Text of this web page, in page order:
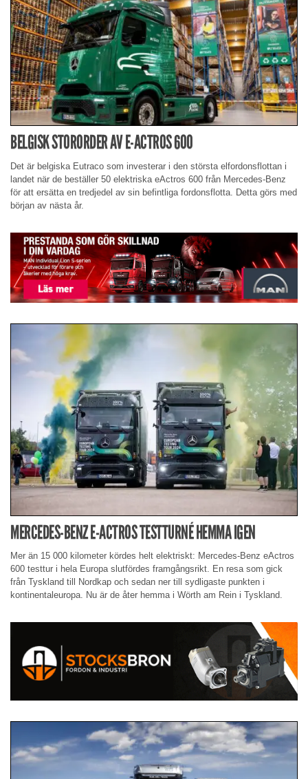
BELGISK STORORDER AV E-ACTROS 600
Det är belgiska Eutraco som investerar i den största elfordonsflottan i
landet när de beställer 50 elektriska eActros 600 från Mercedes-Benz
för att ersätta en tredjedel av sin befintliga fordonsflotta. Detta görs med
början av nästa år.
MERCEDES-BENZ E-ACTROS TESTTURNÉ HEMMA IGEN
Mer än 15 000 kilometer kördes helt elektriskt: Mercedes-Benz eActros
600 testtur i hela Europa slutfördes framgångsrikt. En resa som gick
från Tyskland till Nordkap och sedan ner till sydligaste punkten i
kontinentaleuropa. Nu är de åter hemma i Wörth am Rein i Tyskland.